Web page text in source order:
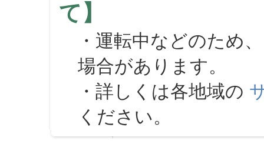
て】
・運転中などのため
場合があります。
・詳しくは各地域の
ください。